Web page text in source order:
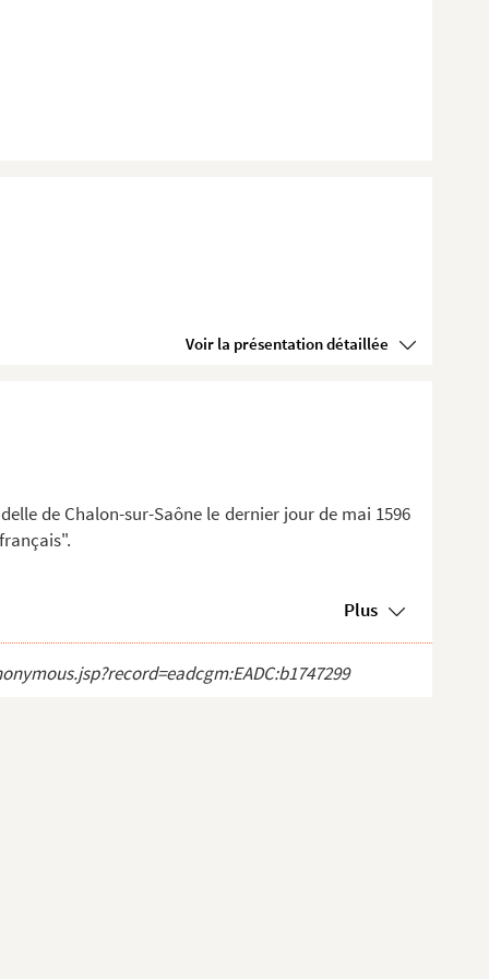
Voir la présentation détaillée
de Chalon-sur-Saône le dernier jour de mai 1596
Plus